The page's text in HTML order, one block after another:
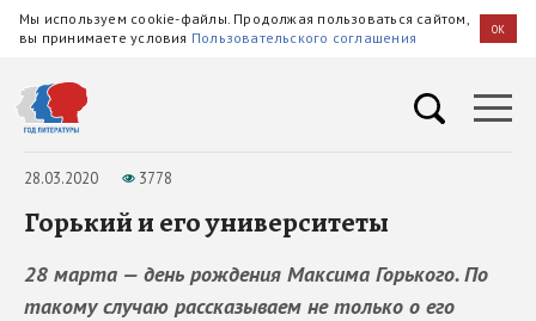
Мы используем cookie-файлы. Продолжая пользоваться сайтом,
вы принимаете условия Пользовательского соглашения OK
28.03.2020 3778
Горький и его университеты
28 марта — день рождения Максима Горького. По
такому случаю рассказываем не только о его